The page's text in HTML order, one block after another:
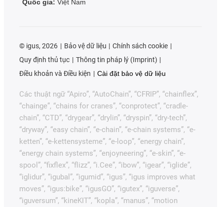
Quốc gia: Việt Nam
© igus, 2026 Bảo vệ dữ liệu
Chính sách cookie
Quy định thủ tục
Thông tin pháp lý (Imprint)
Điều khoản và Điều kiện
Cài đặt bảo vệ dữ liệu
Các thuật ngữ “Apiro”, “AutoChain”, “CFRIP”, “chainflex”,
“chainge”, “chains for cranes”, “conprotect”, “cradle-
chain”, “CTD”, “drygear”, “drylin”, “dryspin”, “dry-tech”,
“dryway”, “easy chain”, “e-chain”, “e-chain systems”, “e-
ketten”, “e-kettensysteme”, “e-loop”, “energy chain”,
“energy chain systems”, “enjoyneering”, “e-skin”, “e-
spool”, “fixflex”, “flizz”, “i.Cee”, “ibow”, “igear”, “iglide”,
“iglidur”, “igubal”, “igumid”, “igus”, “igus improves what
moves”, “igus:bike”, “igusGO”, “igutex”, “iguverse”,
“iguversum”, “kineKIT”, “kopla”, “manus”, “motion